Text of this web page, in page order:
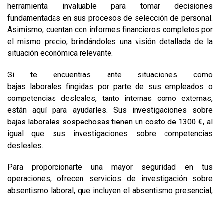
herramienta invaluable para tomar decisiones
fundamentadas en sus procesos de selección de personal.
Asimismo, cuentan con informes financieros completos por
el mismo precio, brindándoles una visión detallada de la
situación económica relevante.
Si te encuentras ante situaciones como
bajas laborales fingidas por parte de sus empleados o
competencias desleales, tanto internas como externas,
están aquí para ayudarles. Sus investigaciones sobre
bajas laborales sospechosas tienen un costo de 1300 €, al
igual que sus investigaciones sobre competencias
desleales.
Para proporcionarte una mayor seguridad en tus
operaciones, ofrecen servicios de investigación sobre
absentismo laboral, que incluyen el absentismo presencial,